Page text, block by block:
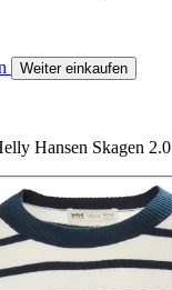
Weiter einkaufen
Hansen Skagen 2.0